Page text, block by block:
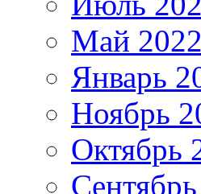
Май 2022
Январь
Ноябрь
Октябрь